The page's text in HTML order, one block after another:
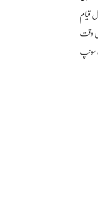
مستقل قیام
وقت
سونپ
سے